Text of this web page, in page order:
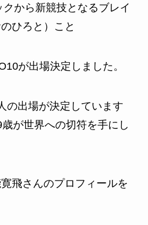
から新競技となるブレイ
ひろと）こと
が出場決定しました。
の出場が決定しています
が世界への切符を手にし
飛さんのプロフィールを